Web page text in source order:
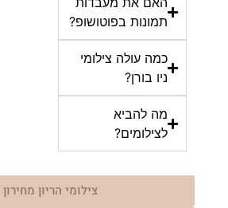
תמונות בפוטושופ?
כמה עולה צילומי
ניו בורן?
מה להביא
לצילומים?
צילומי הריון מחירון